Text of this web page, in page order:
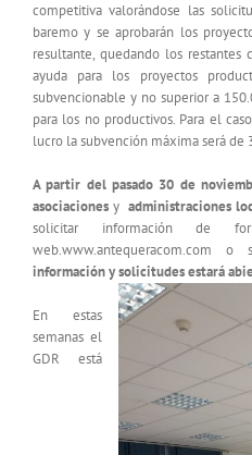
competitiva valorándose las
baremo y se aprobarán los
resultante, quedando los restantes
ayuda para los proyectos
subvencionable y no superior a
para los no productivos. Para el
lucro la subvención máxima será de
A partir del pasado 30 de
asociaciones y administraciones
solicitar información de
web.www.antequeracom.com
información y solicitudes estará
En estas
semanas el
GDR está